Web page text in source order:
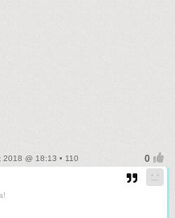
2018 @ 18:13 • 110